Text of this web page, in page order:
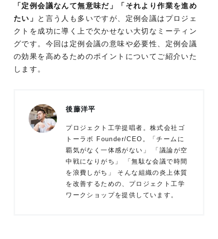
「定例会議なんて無意味だ」「それより作業を進め
たい」
と言う人も多いですが、定例会議はプロジェ
クトを成功に導く上で欠かせない大切なミーティン
グです。今回は定例会議の意味や必要性、定例会議
の効果を高めるためのポイントについてご紹介いた
します。
後藤洋平
プロジェクト工学提唱者。株式会社ゴ
トーラボ Founder/CEO。「チームに
覇気がなく一体感がない」 「議論が空
中戦になりがち」 「無駄な会議で時間
を浪費しがち」 そんな組織の炎上体質
を改善するための、プロジェクト工学
ワークショップを提供しています。